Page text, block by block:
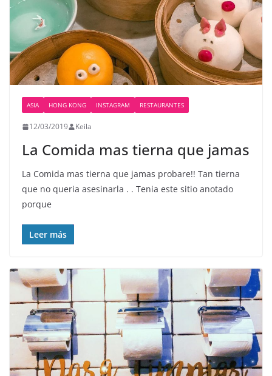
ASIA HONG KONG INSTAGRAM RESTAURANTES
12/03/2019 Keila
La Comida mas tierna que jamas
La Comida mas tierna que jamas probare!! Tan tierna
que no queria asesinarla . . Tenia este sitio anotado
porque
Leer más